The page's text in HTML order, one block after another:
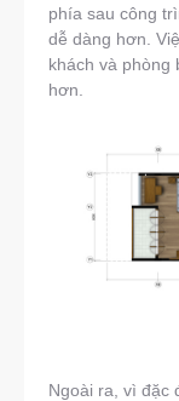
phía sau công
dễ dàng hơn.
khách và phòng
hơn.
Ngoài ra, vì đặc